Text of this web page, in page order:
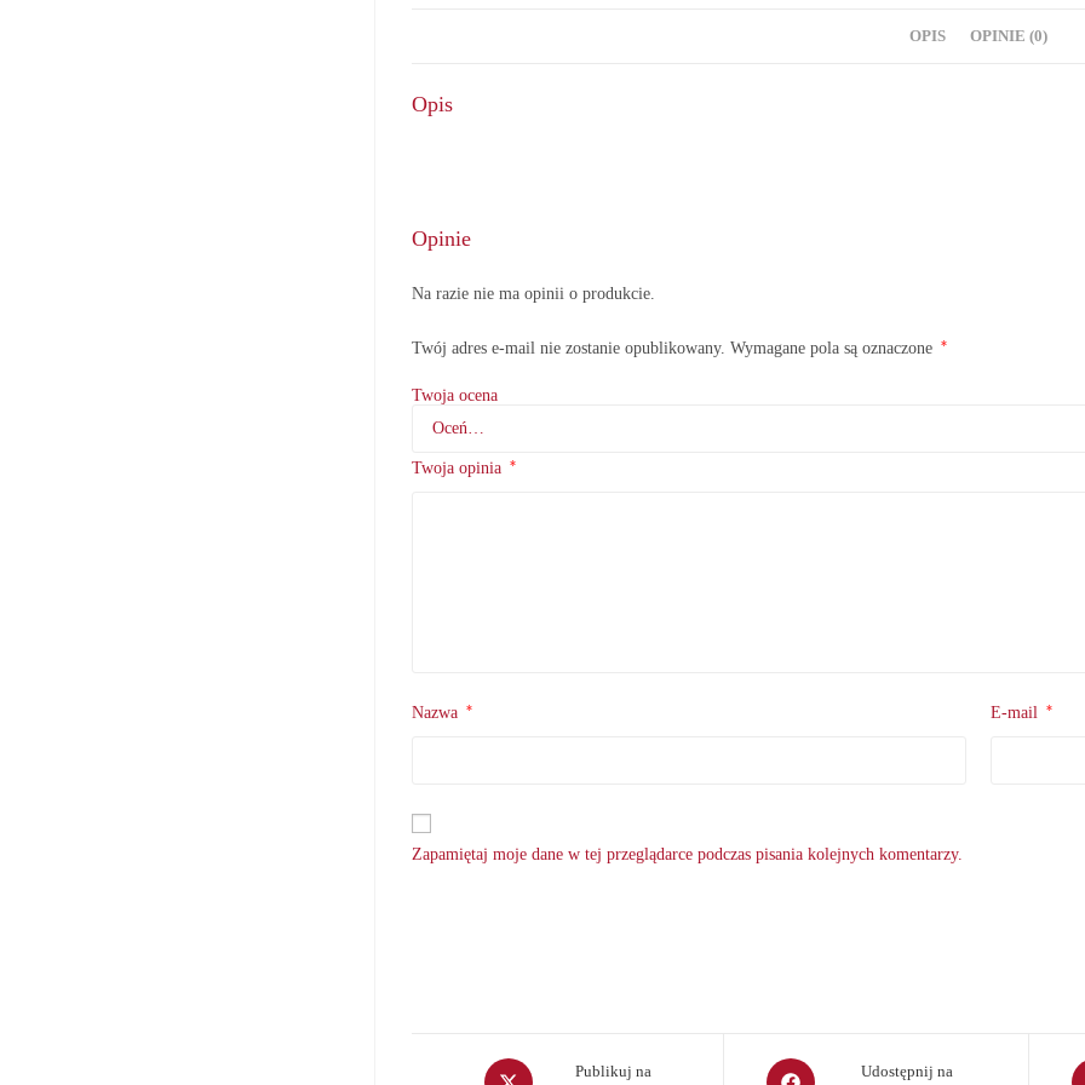
OPIS OPINIE (0)
Opis
Opinie
Na razie nie ma opinii o produkcie.
Twój adres e-mail nie zostanie opublikowany. Wymagane pola są oznaczone *
Twoja ocena
Twoja opinia *
Nazwa * E-mail *
Zapamiętaj moje dane w tej przeglądarce podczas pisania kolejnych komentarzy.
Opens
Publikuj na
Opens
Udostępnij na